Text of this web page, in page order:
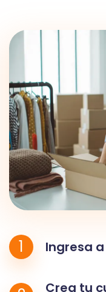
1 Ingresa a
Crea tu